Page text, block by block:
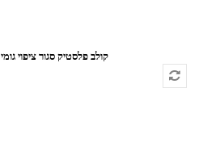
קולב פלסטיק סגור ציפוי